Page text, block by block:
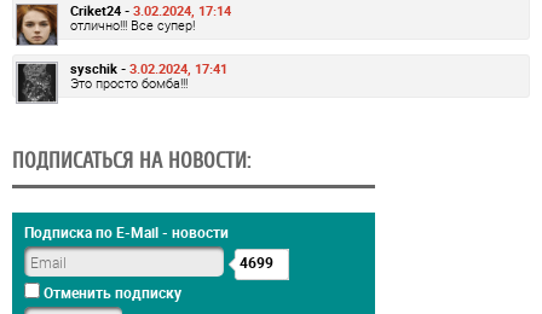
Criket24 - 3.02.2024, 17:14
отлично!!! Все супер!
syschik - 3.02.2024, 17:41
Это просто бомба!!!
ПОДПИСАТЬСЯ НА НОВОСТИ:
Подписка по E-Mail - новости
4699
Отменить подписку